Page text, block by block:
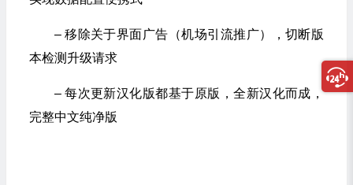
– 移除关于界面广告（机场引流推广），切断版
本检测升级请求
– 每次更新汉化版都基于原版，全新汉化而成，
完整中文纯净版